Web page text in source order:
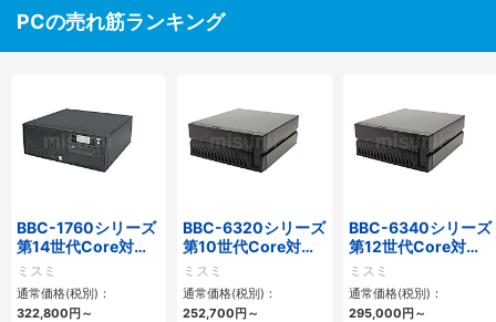
PCの売れ筋ランキング
BBC-1760シリーズ
第14世代Core対応
小型フロアマウント
3PCIe
ミスミ
通常価格(税別)：
322,800円～
BBC-6320シリーズ
第10世代Core対応
小型フロアマウント
FAPC 2PCI・2PCIe
ミスミ
通常価格(税別)：
252,700円～
BBC-6340シリーズ
第12世代Core対応
小型フロアマウント
PC2PCI/2PCIe
ミスミ
通常価格(税別)：
295,000円～